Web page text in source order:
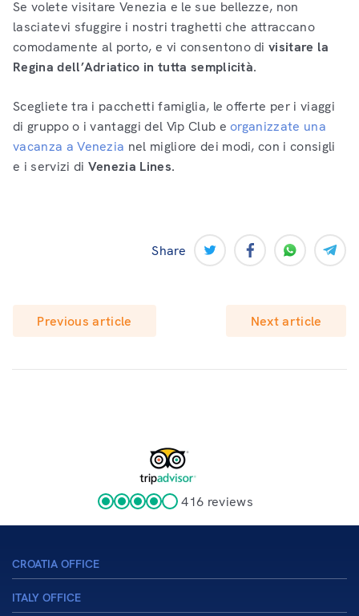
Se volete visitare Venezia e le sue bellezze, non
lasciatevi sfuggire i nostri traghetti che attraccano
comodamente al porto, e vi consentono divisitare la
Regina dell’Adriatico in tutta semplicità.
Scegliete tra i pacchetti famiglia, le offerte per i viaggi
di gruppo o i vantaggi del Vip Club eorganizzate una
vacanza a Venezia nel migliore dei modi, con i consigli
e i servizi di Venezia Lines.
Share
Previous article Next article
416 reviews
CROATIA OFFICE
sales@venezialines.com
ITALY OFFICE